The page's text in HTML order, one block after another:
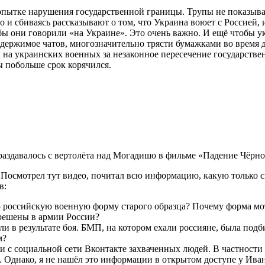
нарушения государственной границы. Трупы не
сбиваясь рассказывают о том, что Украина воюет с
они говорили «на Украине». Это очень важно. И ещё чтобы
чатов, многозначительно трясти бумажками во время
украинских военных за незаконное пересечение
срок корячился.
с вертолёта над Могадишо в фильме «Падение
тут видео, почитал всю информацию, какую только
военную форму старого образца? Почему форма
в армии России?
в результате боя. БМП, на котором ехали россияне, была
с социальной сети Вконтакте захваченных людей. В
я не нашёл это информации в открытом доступе у